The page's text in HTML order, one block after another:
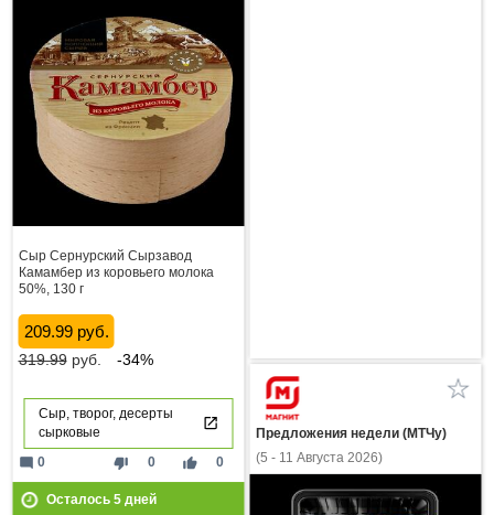
Сыр Сернурский Сырзавод
Камамбер из коровьего молока
50%, 130 г
209.99 руб.
319.99руб. -34%
Сыр, творог, десерты
сырковые
thumb_down 0 thumb_up 0
mode_comment 0
Осталось 5дней
Предложения недели (МТЧу)
(5 - 11 Августа 2026)